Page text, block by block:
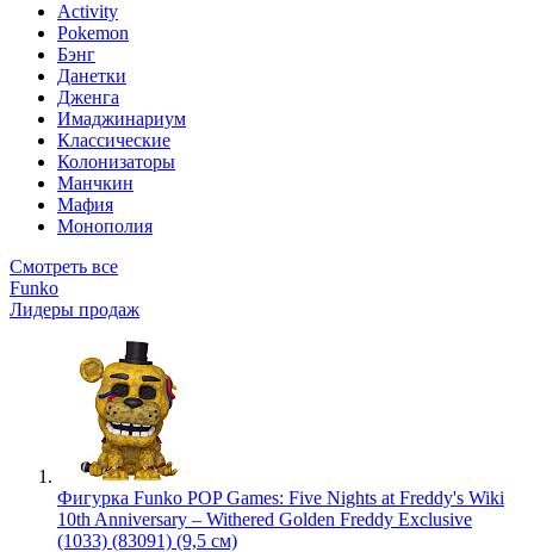
Activity
Pokemon
Бэнг
Данетки
Дженга
Имаджинариум
Классические
Колонизаторы
Манчкин
Мафия
Монополия
Смотреть все
Funko
Лидеры продаж
Фигурка Funko POP Games: Five Nights at Freddy's Wiki
10th Anniversary – Withered Golden Freddy Exclusive
(1033) (83091) (9,5 см)